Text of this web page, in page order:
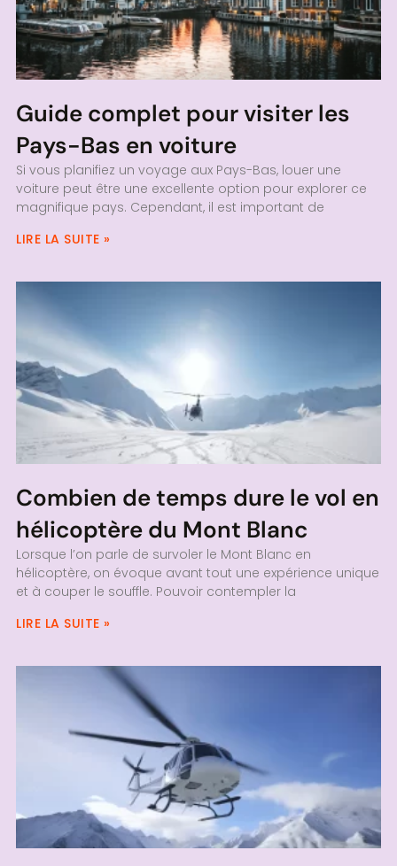
Guide complet pour visiter les
Pays-Bas en voiture
Si vous planifiez un voyage aux Pays-Bas, louer une
voiture peut être une excellente option pour explorer ce
magnifique pays. Cependant, il est important de
LIRE LA SUITE »
Combien de temps dure le vol en
hélicoptère du Mont Blanc
Lorsque l’on parle de survoler le Mont Blanc en
hélicoptère, on évoque avant tout une expérience unique
et à couper le souffle. Pouvoir contempler la
LIRE LA SUITE »